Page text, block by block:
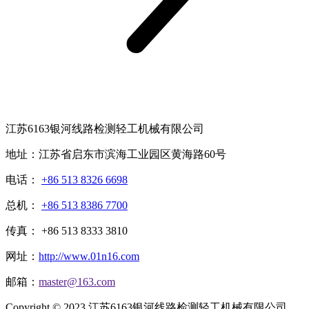
江苏6163银河线路检测轻工机械有限公司
地址：江苏省启东市滨海工业园区黄海路60号
电话： +86 513 8326 6698
总机： +86 513 8386 7700
传真： +86 513 8333 3810
网址： http://www.01n16.com
邮箱： master@163.com